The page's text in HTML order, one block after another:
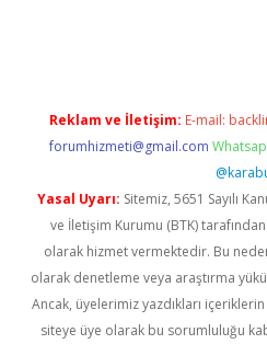
Reklam ve İletişim: E-mail:
forumhizmeti@gmail.com
Yasal Uyarı: Sitemiz, 5651 Sayılı
ve İletişim Kurumu (BTK)
olarak hizmet vermektedir. Bu
olarak denetleme veya araştırma
Ancak, üyelerimiz yazdıkları
siteye üye olarak bu sorumluluğu